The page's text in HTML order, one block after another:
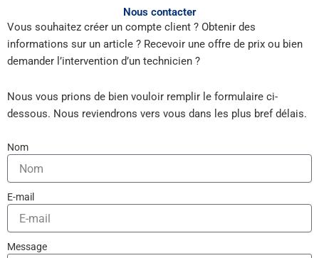
Nous contacter
Vous souhaitez créer un compte client ? Obtenir des
informations sur un article ? Recevoir une offre de prix ou bien
demander l’intervention d’un technicien ?
Nous vous prions de bien vouloir remplir le formulaire ci-
dessous. Nous reviendrons vers vous dans les plus bref délais.
Nom
E-mail
Message